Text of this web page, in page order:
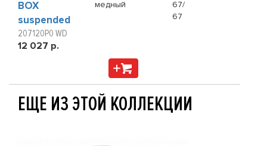
BOX
suspended
207120P0 WD
12 027 р.
медный
67/
67
ЕЩЕ ИЗ ЭТОЙ КОЛЛЕКЦИИ